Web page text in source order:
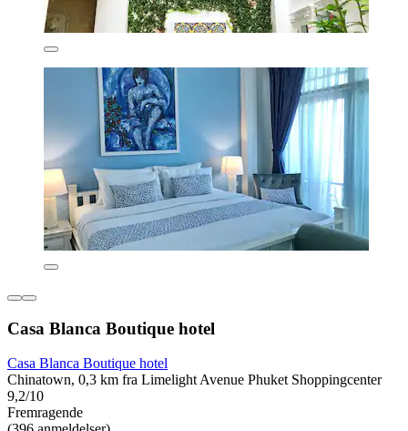
Casa Blanca Boutique hotel
Casa Blanca Boutique hotel
Chinatown, 0,3 km fra Limelight Avenue Phuket Shoppingcenter
9,2/10
Fremragende